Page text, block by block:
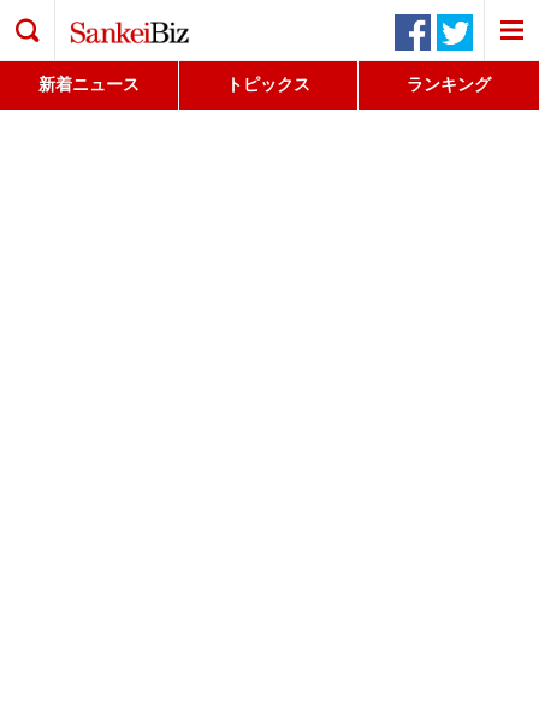
新着ニュース トピックス ランキング